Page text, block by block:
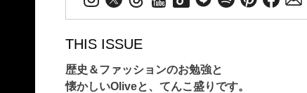
THIS ISSUE
歴史＆ファッションのお勉強と
懐かしいOliveと、てんこ盛りです。